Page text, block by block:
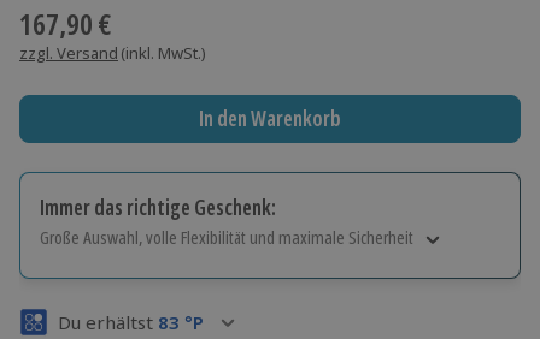
167,90 €
zzgl. Versand (inkl. MwSt.)
In den Warenkorb
Immer das richtige Geschenk:
Große Auswahl, volle Flexibilität und maximale Sicherheit
Volle Flexibilität
Du erhältst 83 °P